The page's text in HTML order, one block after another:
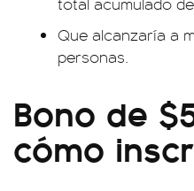
Que alcanzaría a
personas.
Bono de
cómo